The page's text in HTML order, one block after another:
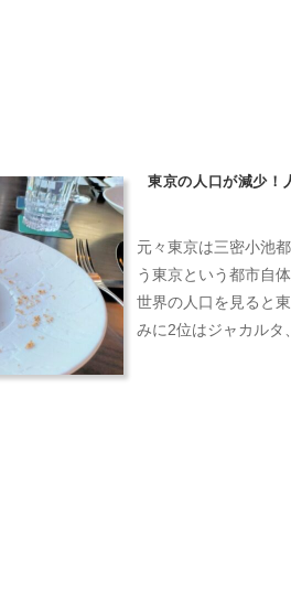
東京の人口が減少！
元々東京は三密小池
う東京という都市自
世界の人口を見ると
みに2位はジャカルタ